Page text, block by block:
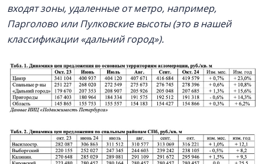
входят зоны, удаленные от метро, например,
Парголово или Пулковские высоты (это в нашей
классификации «дальний город»).